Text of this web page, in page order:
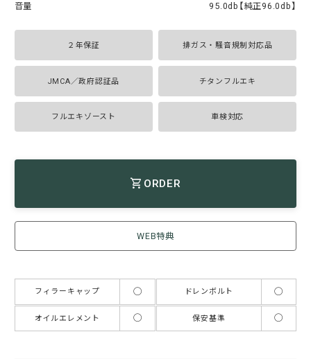
音量
95.0db【純正96.0db】
２年保証 排ガス・騒音規制対応品
JMCA／政府認証品 チタンフルエキ
フルエキゾースト 車検対応
ORDER
WEB特典
フィラーキャップ ◯ ドレンボルト ◯
オイルエレメント ◯ 保安基準 ◯